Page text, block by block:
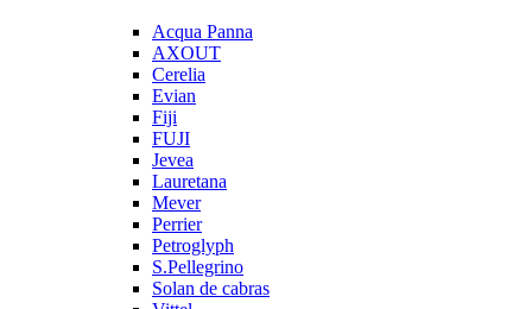
Acqua Panna
AXOUT
Cerelia
Evian
Fiji
FUJI
Jevea
Lauretana
Mever
Perrier
Petroglyph
S.Pellegrino
Solan de cabras